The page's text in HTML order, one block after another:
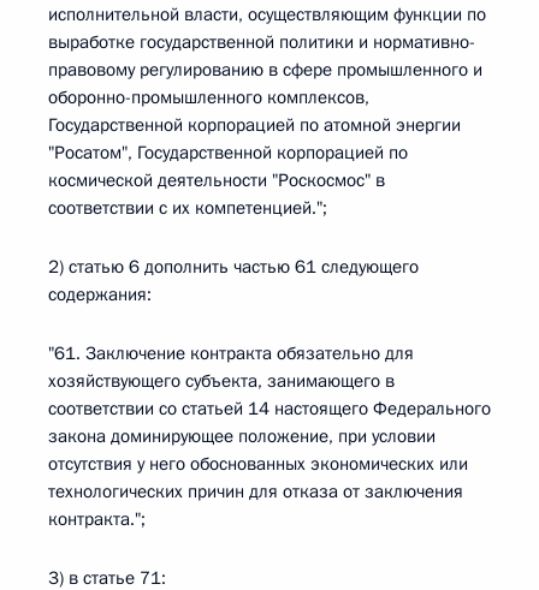
исполнительной власти, осуществляющим функции по
выработке государственной политики и нормативно-
правовому регулированию в сфере промышленного и
оборонно-промышленного комплексов,
Государственной корпорацией по атомной энергии
"Росатом", Государственной корпорацией по
космической деятельности "Роскосмос" в
соответствии с их компетенцией.";
2) статью 6 дополнить частью 61 следующего
содержания:
"61. Заключение контракта обязательно для
хозяйствующего субъекта, занимающего в
соответствии со статьей 14 настоящего Федерального
закона доминирующее положение, при условии
отсутствия у него обоснованных экономических или
технологических причин для отказа от заключения
контракта.";
3) в статье 71: